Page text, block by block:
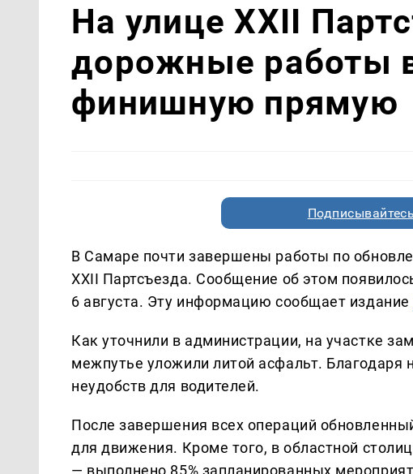
На улице XXII
дорожные работы
финишную прямую
В Самаре почти завершены работы по
XXII Партсъезда. Сообщение об этом
6 августа. Эту информацию сообщает издание
Как уточнили в администрации, на участке
межпутье уложили литой асфальт. Благодаря
неудобств для водителей.
После завершения всех операций
для движения. Кроме того, в областной